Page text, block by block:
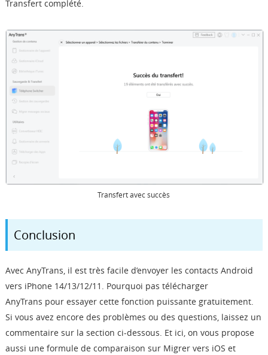
Transfert complété.
Transfert avec succès
Conclusion
Avec AnyTrans, il est très facile d’envoyer les contacts Android
vers iPhone 14/13/12/11. Pourquoi pas télécharger
AnyTrans pour essayer cette fonction puissante gratuitement.
Si vous avez encore des problèmes ou des questions, laissez un
commentaire sur la section ci-dessous. Et ici, on vous propose
aussi une formule de comparaison sur Migrer vers iOS et